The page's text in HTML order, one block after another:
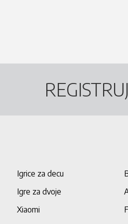
Igrice za decu
Igre za dvoje
Xiaomi